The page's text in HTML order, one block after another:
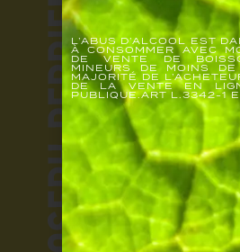
CONDITIONS
L’ABUS D’ALCOOL EST
À CONSOMMER AVEC
DE VENTE DE
MINEURS DE MOINS
MAJORITÉ DE
DE LA VENTE EN
PUBLIQUE.ART L.3342-1